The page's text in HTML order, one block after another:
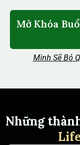
Mở Khóa
Mình Sẽ Bỏ
Những